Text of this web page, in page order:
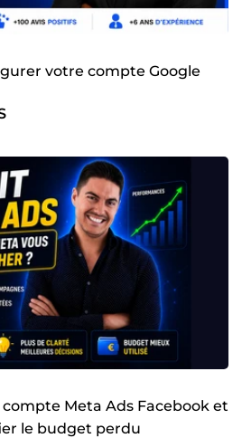
votre compte Google
Meta Ads Facebook et
le budget perdu